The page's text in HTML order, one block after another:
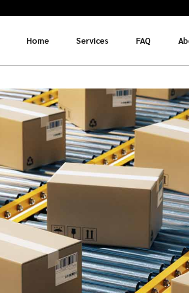
Home Services
Russia
FAQ